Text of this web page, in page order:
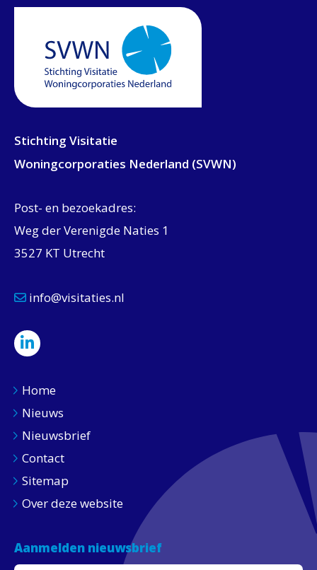
Stichting Visitatie
Woningcorporaties Nederland (SVWN)
Post- en bezoekadres:
Weg der Verenigde Naties 1
3527 KT Utrecht
info@visitaties.nl
Home
Nieuws
Nieuwsbrief
Contact
Sitemap
Over deze website
Aanmelden nieuwsbrief